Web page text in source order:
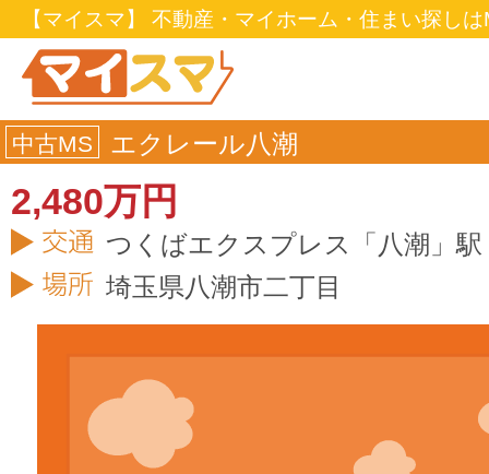
【マイスマ】 不動産・マイホーム・住まい探し
中古MS エクレール八潮
2,480万円
つくばエクスプレス「八潮」駅
埼玉県八潮市二丁目